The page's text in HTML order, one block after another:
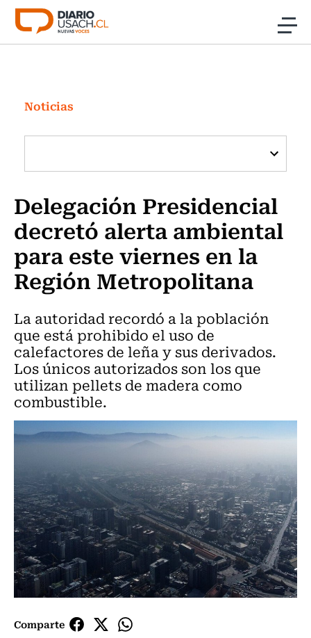
Click acá para ir directamente al contenido
Investigación
Cultura
Programas Radio y TV Usach
Noticias
Delegación Presidencial
decretó alerta ambiental
para este viernes en la
Región Metropolitana
La autoridad recordó a la población
que está prohibido el uso de
calefactores de leña y sus derivados.
Los únicos autorizados son los que
utilizan pellets de madera como
combustible.
Comparte